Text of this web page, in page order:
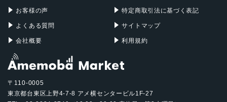
お客様の声
よくある質問
会社概要
特定商取引法に基づく表記
サイトマップ
利用規約
〒110-0005
東京都台東区上野4-7-8 アメ横センタービル1F-27